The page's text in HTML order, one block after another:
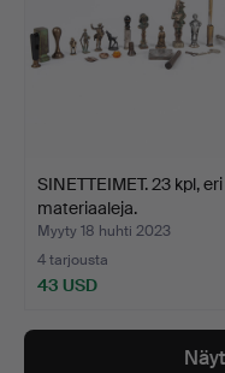
SINETTEIMET. 23 kpl, eri
materiaaleja.
Myyty 18 huhti 2023
4 tarjousta
43 USD